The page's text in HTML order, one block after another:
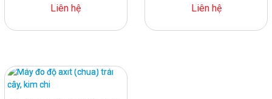
Easy ACID15 Master Kit
Liên hệ
Model PAL-Easy ACID9
Liên hệ